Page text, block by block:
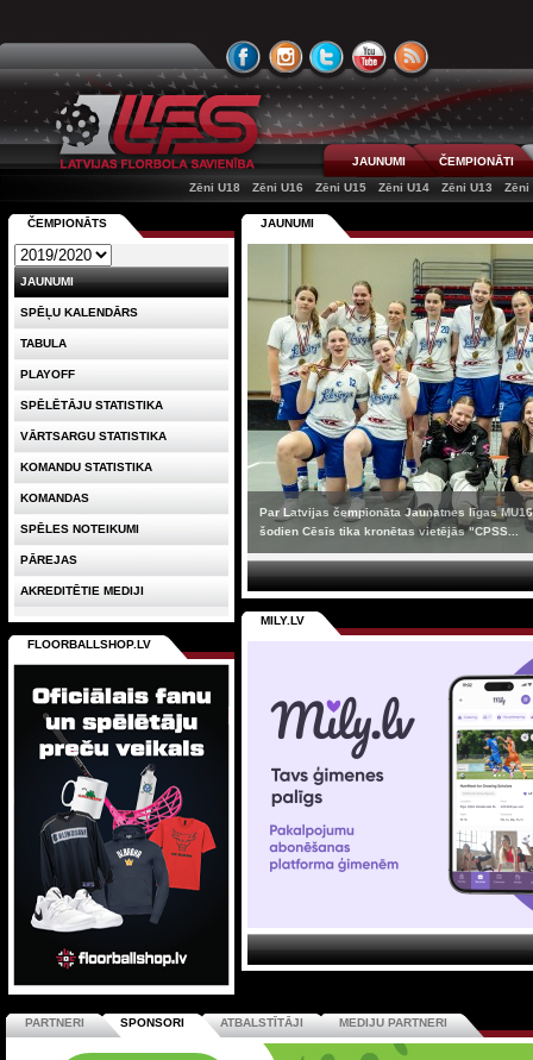
JAUNUMI
ČEMPIONĀTI
Zēni U18
Zēni U16 Zēni U15 Zēni U14 Zēni U13 Zēni
JAUNUMI
Par Latvijas čempionāta Jaunatnes līgas
šodien Cēsīs tika kronētas vietējās "CPSS...
MILY.LV
ČEMPIONĀTS
JAUNUMI
SPĒĻU KALENDĀRS
TABULA
PLAYOFF
SPĒLĒTĀJU STATISTIKA
VĀRTSARGU STATISTIKA
KOMANDU STATISTIKA
KOMANDAS
SPĒLES NOTEIKUMI
PĀREJAS
AKREDITĒTIE MEDIJI
FLOORBALLSHOP.LV
PARTNERI SPONSORI ATBALSTĪTĀJI MEDIJU PARTNERI